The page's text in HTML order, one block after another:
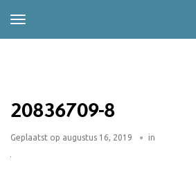
20836709-8
Geplaatst op augustus 16, 2019 in